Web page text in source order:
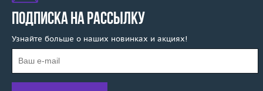
Talento
Tamara Comolli
Taverna
Ti Amo
ПОДПИСКА НА РАССЫЛКУ
Узнайте больше о наших новинках и акциях!